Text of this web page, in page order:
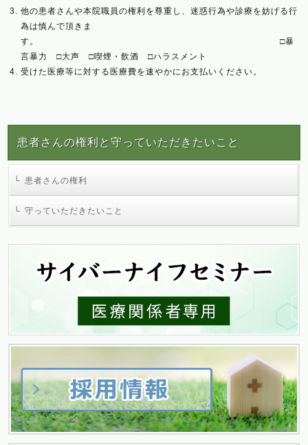
他の患者さんや本院職員の権利を尊重し、迷惑行為や診療を妨げる行
為は慎んで頂きま
す。 □暴
言暴力 □大声 □喫煙・飲酒 □ハラスメント
受けた医療等に対する医療費を速やかにお支払いください。
患者さんの権利と守っていただきたいこと
患者さんの権利
守っていただきたいこと